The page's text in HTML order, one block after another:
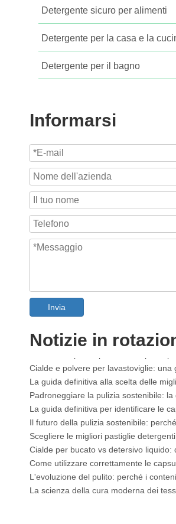
Detergente sicuro per alimenti
Detergente per la casa e la
Detergente per il bagno
Informarsi
Invia
Notizie in